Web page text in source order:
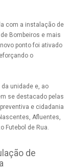
com a instalação de
Bombeiros e mais
ponto foi ativado
o
unidade e, ao
se destacado pelas
e cidadania
Afluentes,
Futebol de Rua.
de